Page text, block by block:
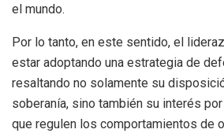
el mundo.
Por lo tanto, en este sentido, el
estar adoptando una estrategia de
resaltando no solamente su
soberanía, sino también su interés
que regulen los comportamientos de